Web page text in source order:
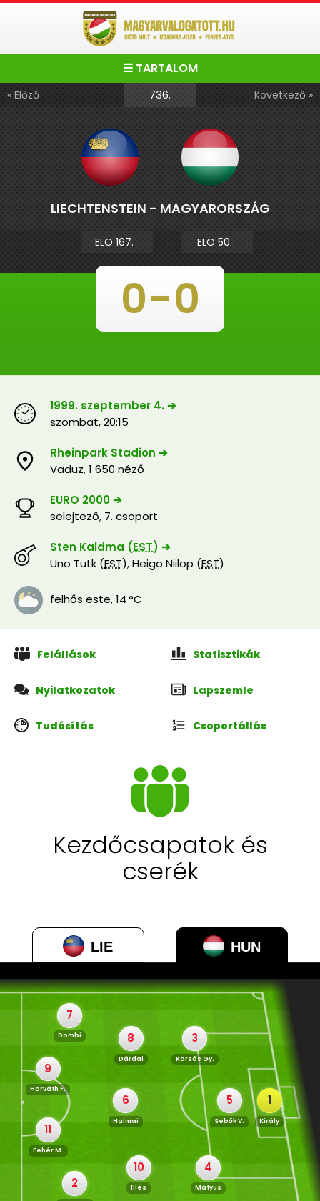
☰ TARTALOM
« Előző 736. Következő »
LIECHTENSTEIN - MAGYARORSZÁG
ELO 167. ELO 50.
0-0
1999. szeptember 4. ➔
szombat,20:15
Rheinpark Stadion ➔
Vaduz,1 650 néző
EURO 2000 ➔
selejtező, 7. csoport
Sten Kaldma (EST) ➔
Uno Tutk (EST),Heigo Niilop (EST)
felhős este,14 °C
Felállások Statisztikák
Nyilatkozatok Lapszemle
Tudósítás Csoportállás
Kezdőcsapatok és
cserék
LIE HUN
1
Király
5
Sebők V.
3
Korsós Gy.
4
Mátyus
8
Dárdai
6
Halmai
10
Illés
7
Dombi
9
Horváth F.
11
Fehér M.
2